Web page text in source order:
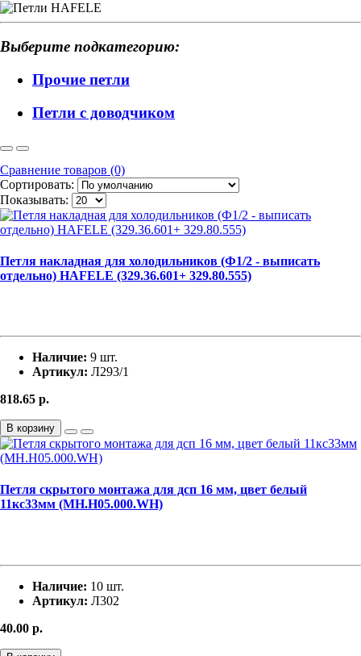
Выберите подкатегорию:
Прочие петли
Петли с доводчиком
Сравнение товаров (0)
Сортировать:
Показывать:
Петля накладная для холодильников (Ф1/2 - выписать
отдельно) HAFELE (329.36.601+ 329.80.555)
Наличие: 9 шт.
Артикул: Л293/1
818.65 р.
В корзину
Петля скрытого монтажа для дсп 16 мм, цвет белый
11кс33мм (MH.H05.000.WH)
Наличие: 10 шт.
Артикул: Л302
40.00 р.